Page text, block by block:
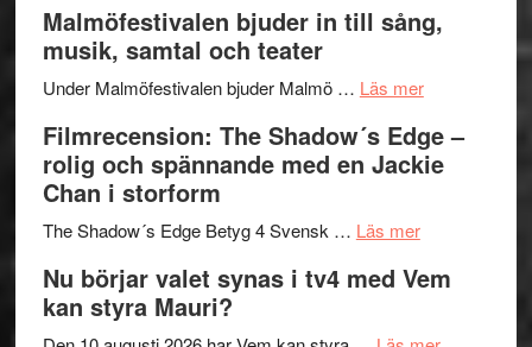
terräng
på
Endre,
Roland
Pöntinen
Artipelag
Malmöfestivalen bjuder in till sång,
musik, samtal och teater
Under Malmöfestivalen bjuder Malmö … Läs merom
bjuder
in
samtal
Filmrecension: The Shadow´s Edge –
rolig och spännande med en Jackie
Chan i storform
The Shadow´s Edge Betyg 4 Svensk … Läs merom
The
Nu börjar valet synas i tv4 med Vem
kan styra Mauri?